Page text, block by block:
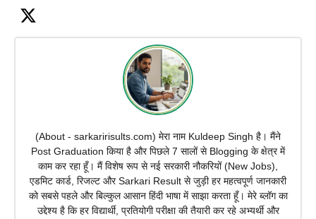
(About - sarkaririsults.com) मेरा नाम Kuldeep Singh है। मैंने
Post Graduation किया है और पिछले 7 सालों से Blogging के क्षेत्र में
काम कर रहा हूँ। मैं विशेष रूप से नई सरकारी नौकरियों (New Jobs),
एडमिट कार्ड, रिजल्ट और Sarkari Result से जुड़ी हर महत्वपूर्ण जानकारी
को सबसे पहले और बिल्कुल आसान हिंदी भाषा में साझा करता हूँ। मेरे ब्लॉग का
उद्देश्य है कि हर विद्यार्थी, प्रतियोगी परीक्षा की तैयारी कर रहे अभ्यर्थी और